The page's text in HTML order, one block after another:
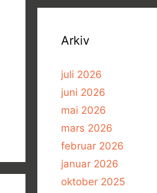
Arkiv
juli 2026
juni 2026
mai 2026
mars 2026
februar 2026
januar 2026
oktober 2025